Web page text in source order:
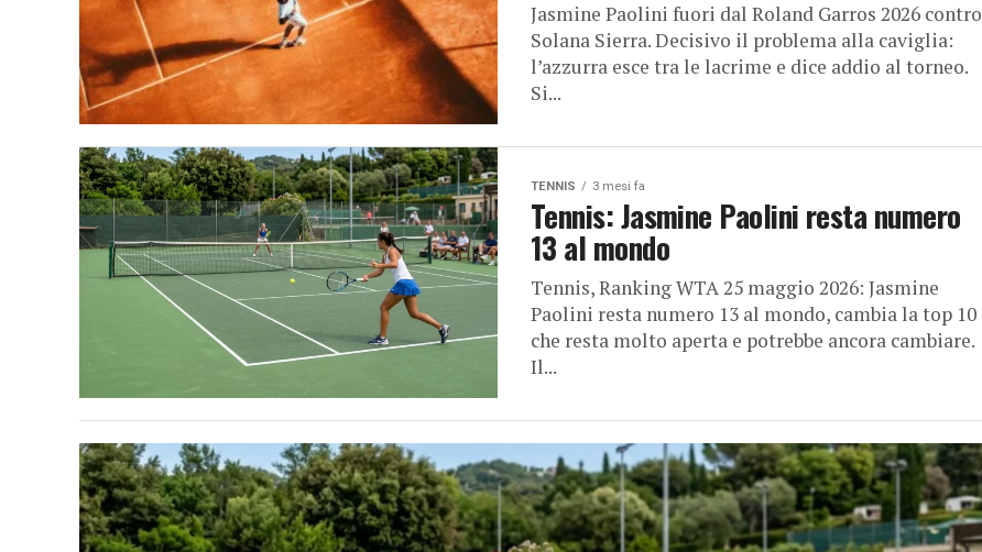
Jasmine Paolini fuori dal Roland Garros 2026 contro
Solana Sierra. Decisivo il problema alla caviglia:
l’azzurra esce tra le lacrime e dice addio al torneo.
Si...
TENNIS 3 mesi fa
Tennis: Jasmine Paolini resta numero
13 al mondo
Tennis, Ranking WTA 25 maggio 2026: Jasmine
Paolini resta numero 13 al mondo, cambia la top 10
che resta molto aperta e potrebbe ancora cambiare.
Il...